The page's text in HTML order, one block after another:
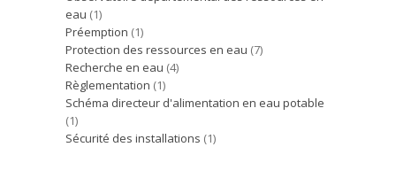
eau (1)
Préemption (1)
Protection des ressources en eau (7)
Recherche en eau (4)
Règlementation (1)
Schéma directeur d'alimentation en eau potable
(1)
Sécurité des installations (1)